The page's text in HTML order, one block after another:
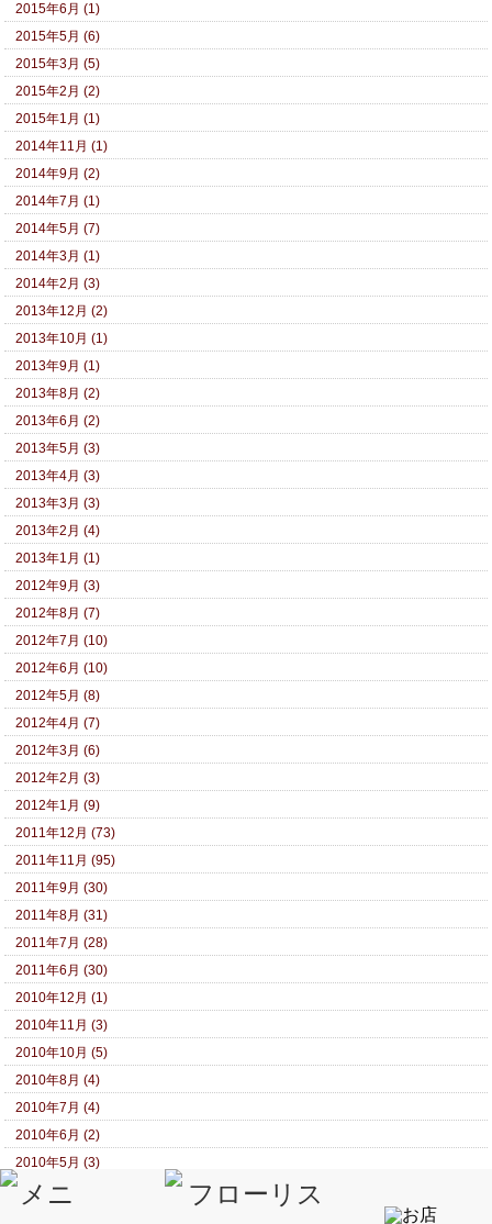
2015年6月 (1)
2015年5月 (6)
2015年3月 (5)
2015年2月 (2)
2015年1月 (1)
2014年11月 (1)
2014年9月 (2)
2014年7月 (1)
2014年5月 (7)
2014年3月 (1)
2014年2月 (3)
2013年12月 (2)
2013年10月 (1)
2013年9月 (1)
2013年8月 (2)
2013年6月 (2)
2013年5月 (3)
2013年4月 (3)
2013年3月 (3)
2013年2月 (4)
2013年1月 (1)
2012年9月 (3)
2012年8月 (7)
2012年7月 (10)
2012年6月 (10)
2012年5月 (8)
2012年4月 (7)
2012年3月 (6)
2012年2月 (3)
2012年1月 (9)
2011年12月 (73)
2011年11月 (95)
2011年9月 (30)
2011年8月 (31)
2011年7月 (28)
2011年6月 (30)
2010年12月 (1)
2010年11月 (3)
2010年10月 (5)
2010年8月 (4)
2010年7月 (4)
2010年6月 (2)
2010年5月 (3)
2010年4月 (4)